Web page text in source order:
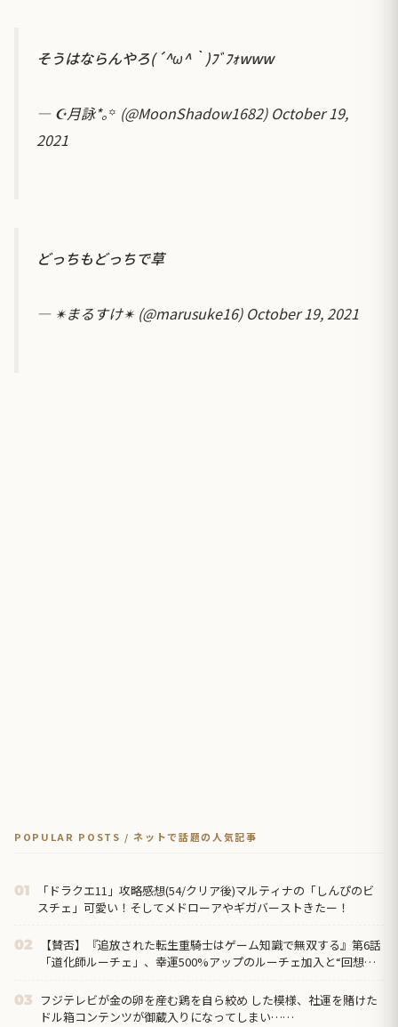
そうはならんやろ(´^ω^｀)ﾌﾞﾌｫwww
— ☪︎月詠*｡꙳ (@MoonShadow1682) October 19,
2021
どっちもどっちで草
— ✴︎まるすけ✴︎ (@marusuke16) October 19, 2021
POPULAR POSTS / ネットで話題の人気記事
01
「ドラクエ11」攻略感想(54/クリア後)マルティナの「しんぴのビ
スチェ」可愛い！そしてメドローアやギガバーストきたー！
02
【賛否】『追放された転生重騎士はゲーム知識で無双する』第6話
「道化師ルーチェ」、幸運500%アップのルーチェ加入と“回想の
03 フジテレビが金の卵を産む鶏を自ら絞め した模様、社運を賭けた
ドル箱コンテンツが御蔵入りになってしまい……